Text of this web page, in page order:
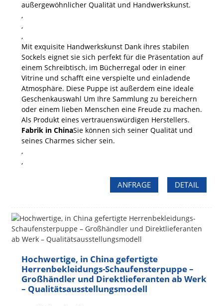
außergewöhnlicher Qualität und Handwerkskunst.
,
,
,
Mit exquisite HandwerkskunstDank ihres stabilen
Sockels eignet sie sich perfekt für die Präsentation auf
einem Schreibtisch, im Bücherregal oder in einer
Vitrine und schafft eine verspielte und einladende
Atmosphäre. Diese Puppe ist außerdem eine ideale
Geschenkauswahl Um Ihre Sammlung zu bereichern
oder einem lieben Menschen eine Freude zu machen.
Als Produkt eines vertrauenswürdigen Herstellers.
Fabrik in ChinaSie können sich seiner Qualität und
seines Charmes sicher sein.
,
,
ANFRAGE DETAIL
Hochwertige, in China gefertigte
Herrenbekleidungs-Schaufensterpuppe –
Großhändler und Direktlieferanten ab Werk
– Qualitätsausstellungsmodell